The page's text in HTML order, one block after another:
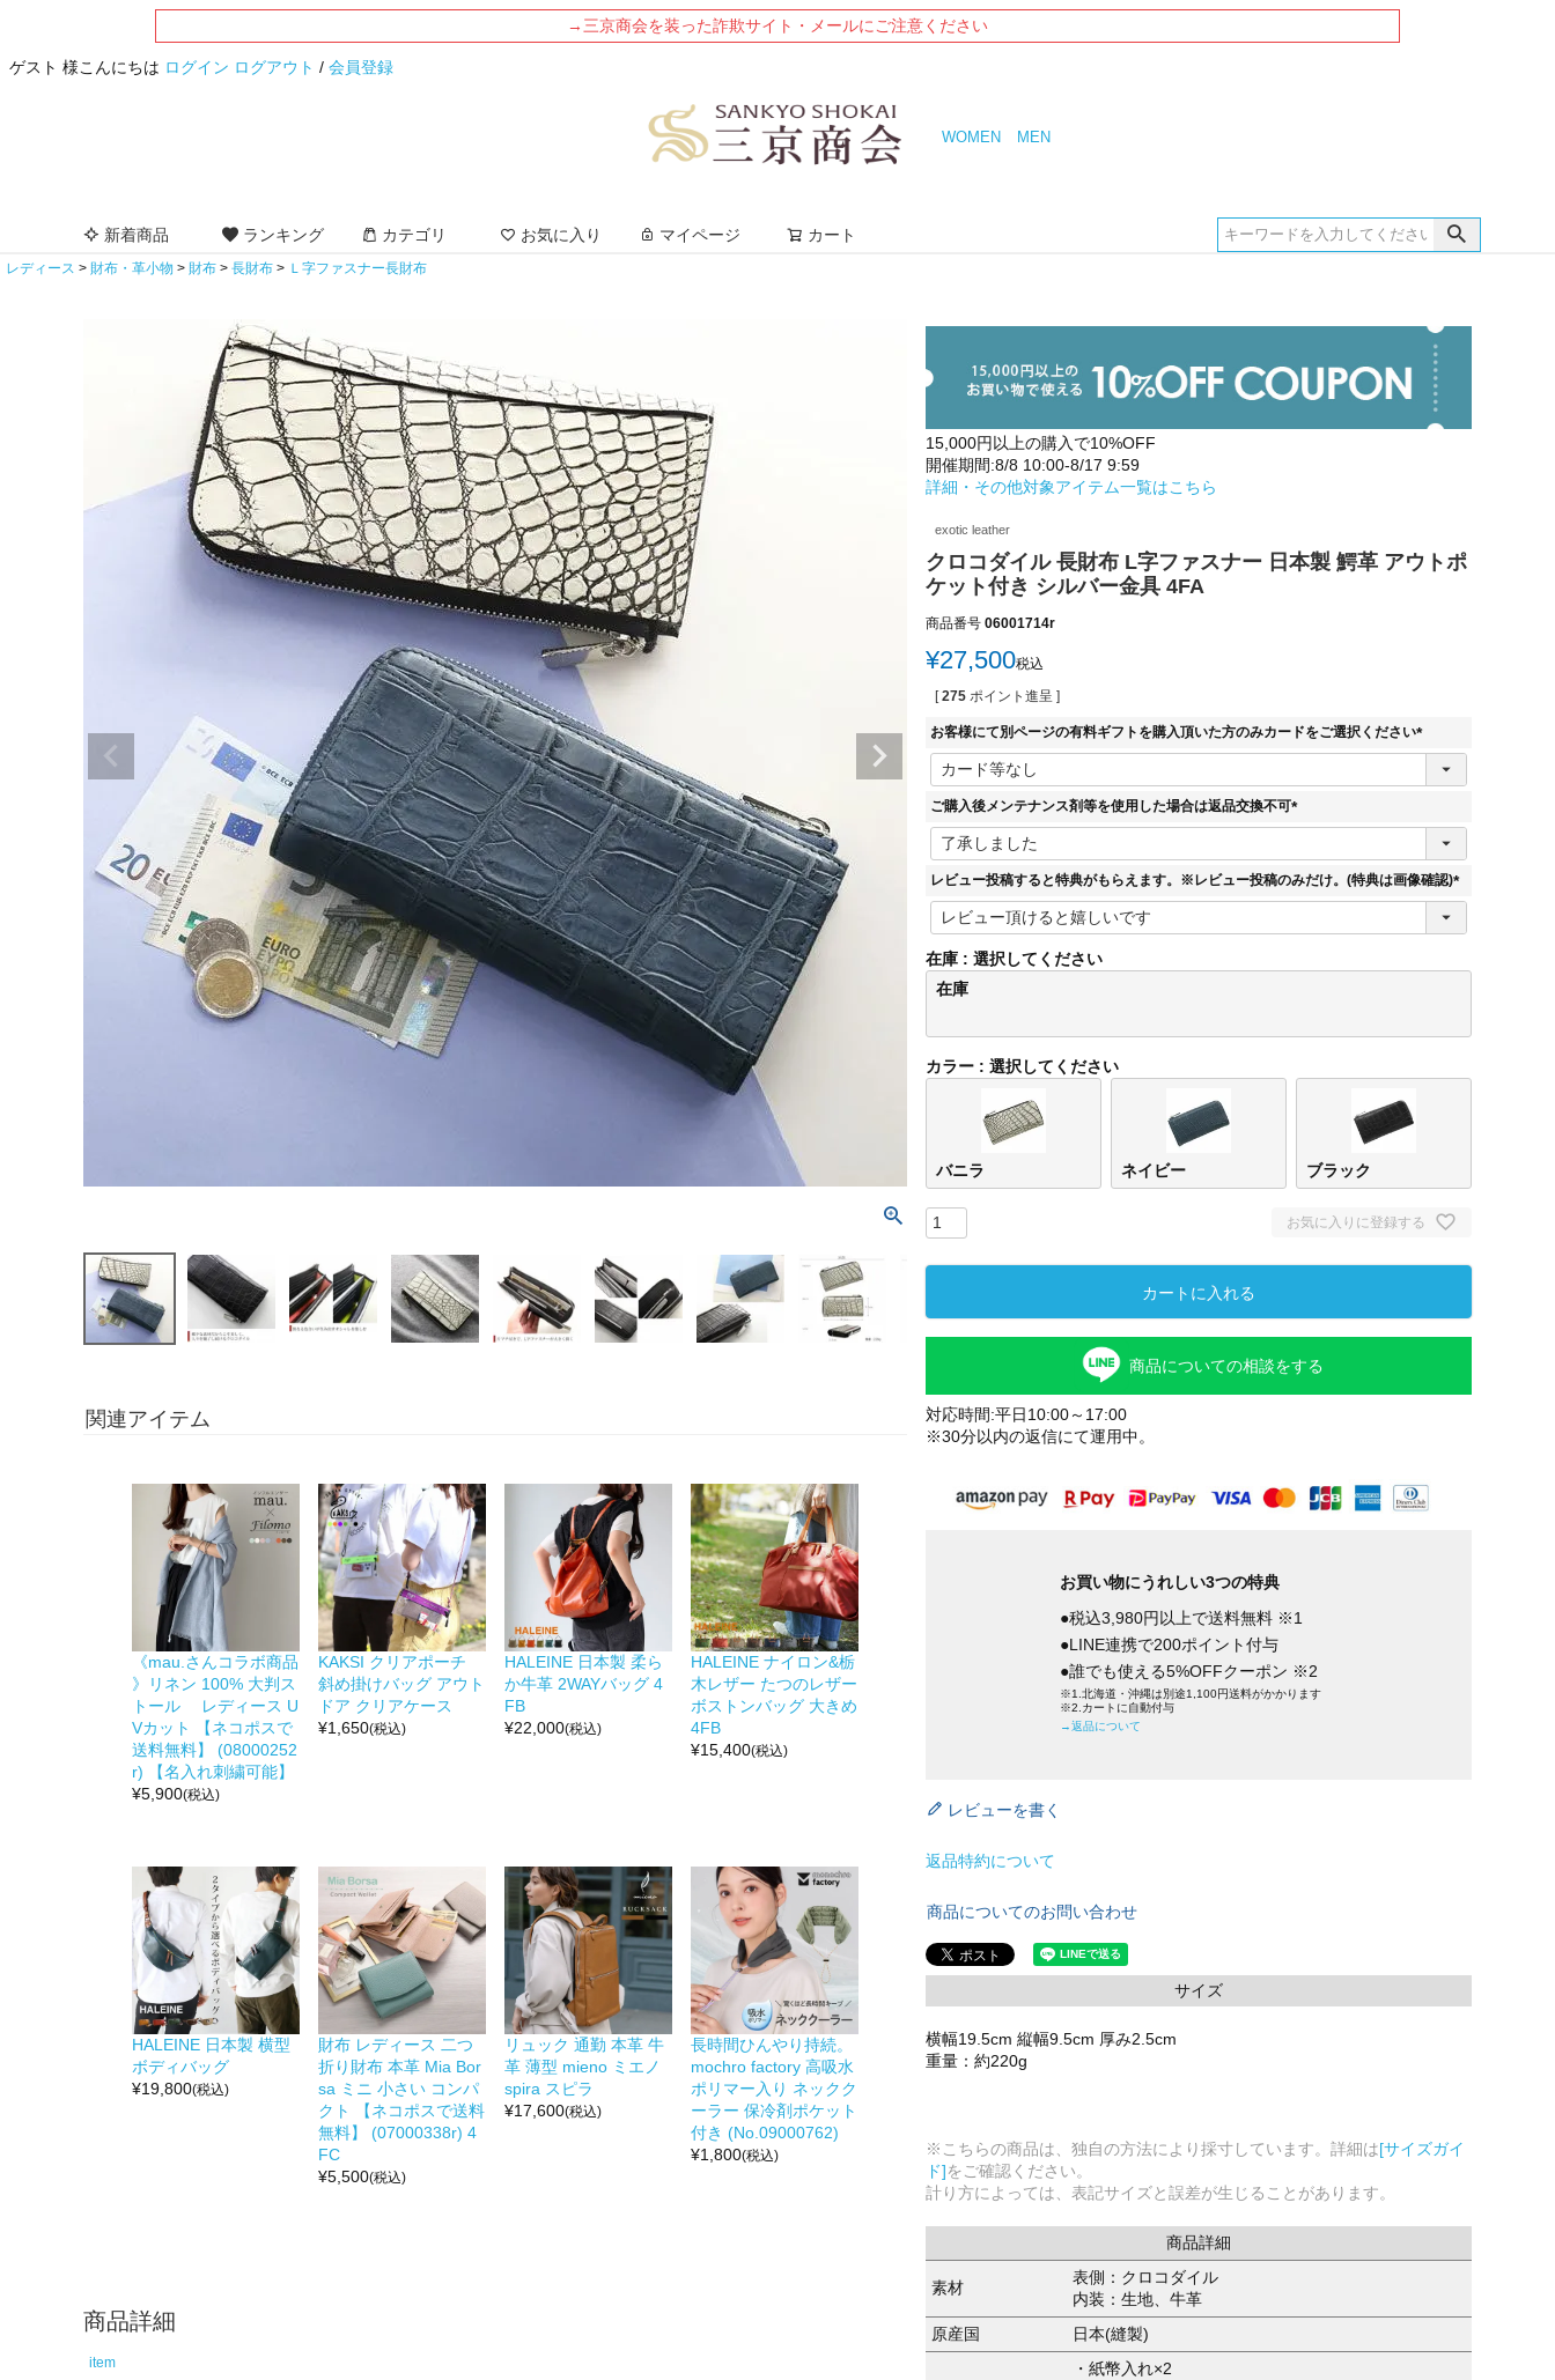
→三京商会を装った詐欺サイト・メールにご注意ください
ゲスト 様こんにちは ログイン ログアウト / 会員登録
WOMEN MEN
新着商品 ランキング カテゴリ お気に入り マイページ カート
レディース 財布・革小物 財布 長財布 Ｌ字ファスナー長財布
バニラ ネイビー ブラック
関連アイテム
《mau.さんコラボ商品
》リネン 100% 大判ス
トール レディース U
Vカット 【ネコポスで
送料無料】 (08000252
r) 【名入れ刺繍可能】
¥5,900(税込)
KAKSI クリアポーチ
斜め掛けバッグ アウト
ドア クリアケース
¥1,650(税込)
HALEINE 日本製 柔ら
か牛革 2WAYバッグ 4
FB
¥22,000(税込)
HALEINE ナイロン&栃
木レザー たつのレザー
ボストンバッグ 大きめ
4FB
¥15,400(税込)
HALEINE 日本製 横型
ボディバッグ
¥19,800(税込)
財布 レディース 二つ
折り財布 本革 Mia Bor
sa ミニ 小さい コンパ
クト 【ネコポスで送料
無料】 (07000338r) 4
FC
¥5,500(税込)
リュック 通勤 本革 牛
革 薄型 mieno ミエノ
spira スピラ
¥17,600(税込)
長時間ひんやり持続。
mochro factory 高吸水
ポリマー入り ネックク
ーラー 保冷剤ポケット
付き (No.09000762)
¥1,800(税込)
商品詳細
item
15,000円以上の購入で10%OFF
開催期間:8/8 10:00-8/17 9:59
詳細・その他対象アイテム一覧はこちら
exotic leather
クロコダイル 長財布 L字ファスナー 日本製 鰐革 アウトポ
ケット付き シルバー金具 4FA
商品番号 06001714r
¥27,500税込
[ 275 ポイント進呈 ]
お客様にて別ページの有料ギフトを購入頂いた方のみカードをご選択ください
(
ご購入後メンテナンス剤等を使用した場合は返品交換不可
(
須
レビュー投稿すると特典がもらえます。※レビュー投稿のみだけ。(特典は画像確認)
(
)
在庫
選択してください
在庫
カラー 選択してください
バニラ ネイビー ブラック
お気に入りに登録する
カートに入れる
商品についての相談をする
対応時間:平日10:00～17:00
※30分以内の返信にて運用中。
お買い物にうれしい3つの特典
●税込3,980円以上で送料無料 ※1
●LINE連携で200ポイント付与
●誰でも使える5%OFFクーポン ※2
※1.北海道・沖縄は別途1,100円送料がかかります
※2.カートに自動付与
→返品について
レビューを書く
返品特約について
商品についてのお問い合わせ
サイズ
横幅19.5cm 縦幅9.5cm 厚み2.5cm
重量：約220g
※こちらの商品は、独自の方法により採寸しています。詳細は[サイズガイ
ド]をご確認ください。
計り方によっては、表記サイズと誤差が生じることがあります。
商品詳細
素材
表側：クロコダイル
内装：生地、牛革
原産国
日本(縫製)
・紙幣入れ×2